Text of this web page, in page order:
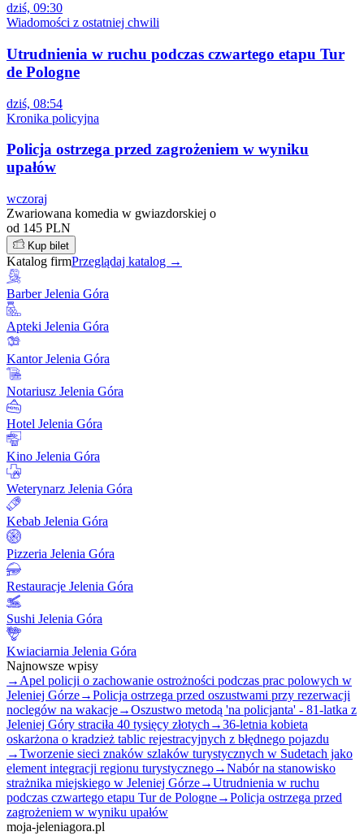
dziś, 09:30
Wiadomości z ostatniej chwili
Utrudnienia w ruchu podczas czwartego etapu Tur
de Pologne
dziś, 08:54
Kronika policyjna
Policja ostrzega przed zagrożeniem w wyniku
upałów
wczoraj
Zwariowana komedia w gwiazdorskiej o
od 145 PLN
Kup bilet
Katalog firmPrzeglądaj katalog →
Barber Jelenia Góra
Apteki Jelenia Góra
Kantor Jelenia Góra
Notariusz Jelenia Góra
Hotel Jelenia Góra
Kino Jelenia Góra
Weterynarz Jelenia Góra
Kebab Jelenia Góra
Pizzeria Jelenia Góra
Restauracje Jelenia Góra
Sushi Jelenia Góra
Kwiaciarnia Jelenia Góra
Najnowsze wpisy
→ Apel policji o zachowanie ostrożności podczas prac polowych w
Jeleniej Górze→Policja ostrzega przed oszustwami przy rezerwacji
noclegów na wakacje→Oszustwo metodą 'na policjanta' - 81-latka z
Jeleniej Góry straciła 40 tysięcy złotych →36-letnia kobieta
oskarżona o kradzież tablic rejestracyjnych z błędnego pojazdu
→Tworzenie sieci znaków szlaków turystycznych w Sudetach jako
element integracji regionu turystycznego→Nabór na stanowisko
strażnika miejskiego w Jeleniej Górze→Utrudnienia w ruchu
podczas czwartego etapu Tur de Pologne→Policja ostrzega przed
zagrożeniem w wyniku upałów
moja-jeleniagora.pl